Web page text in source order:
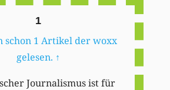
1
schon 1 Artikel der woxx
gelesen. ↑
Journalismus ist für